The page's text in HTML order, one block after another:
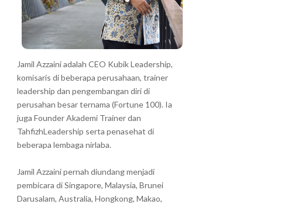
Jamil Azzaini adalah CEO Kubik Leadership,
komisaris di beberapa perusahaan, trainer
leadership dan pengembangan diri di
perusahan besar ternama (Fortune 100). Ia
juga Founder Akademi Trainer dan
TahfizhLeadership serta penasehat di
beberapa lembaga nirlaba.
Jamil Azzaini pernah diundang menjadi
pembicara di Singapore, Malaysia, Brunei
Darusalam, Australia, Hongkong, Makao,